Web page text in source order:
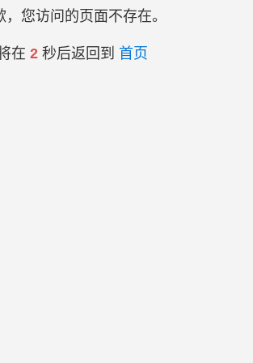
，您访问的页面不存在。
在 2秒后返回到 首页